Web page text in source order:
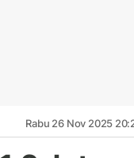
Rabu 26 Nov 2025